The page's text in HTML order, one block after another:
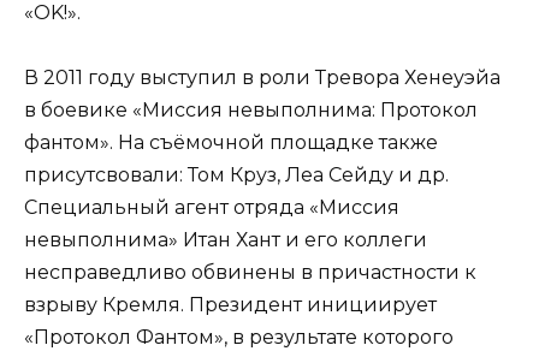
«OK!».
В 2011 году выступил в роли Тревора Хенеуэйа
в боевике «Миссия невыполнима: Протокол
фантом». На съёмочной площадке также
присутсвовали: Том Круз, Леа Сейду и др.
Специальный агент отряда «Миссия
невыполнима» Итан Хант и его коллеги
несправедливо обвинены в причастности к
взрыву Кремля. Президент инициирует
«Протокол Фантом», в результате которого